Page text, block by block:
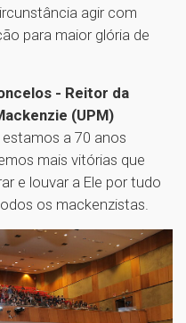
agir com
para maior glória de
- Reitor da
(UPM)
estamos a 70 anos
mais vitórias que
e louvar a Ele por tudo
os mackenzistas.